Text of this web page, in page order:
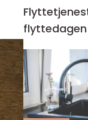
flyttedagen